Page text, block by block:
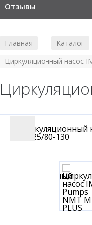
Отзывы
Главная Каталог
Циркуляционный насос